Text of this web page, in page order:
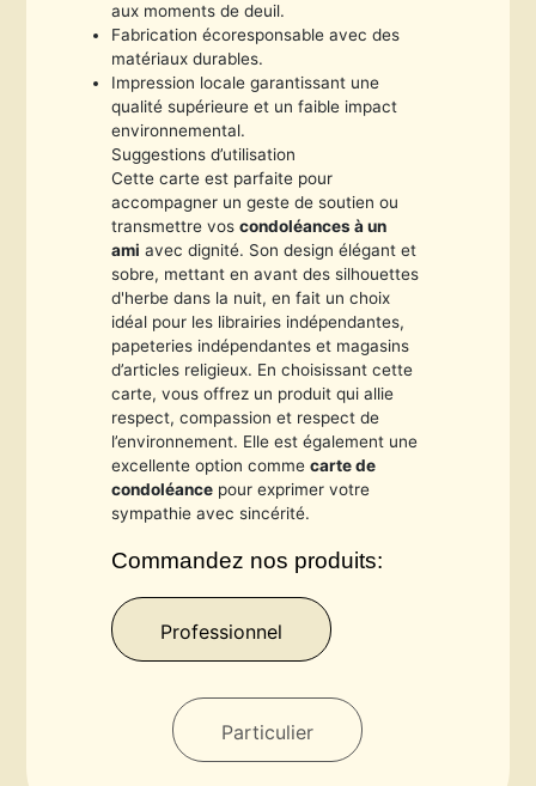
aux moments de deuil.
Fabrication écoresponsable avec des
matériaux durables.
Impression locale garantissant une
qualité supérieure et un faible impact
environnemental.
Suggestions d’utilisation
Cette carte est parfaite pour
accompagner un geste de soutien ou
transmettre vos condoléances à un
ami avec dignité. Son design élégant et
sobre, mettant en avant des silhouettes
d'herbe dans la nuit, en fait un choix
idéal pour les librairies indépendantes,
papeteries indépendantes et magasins
d’articles religieux. En choisissant cette
carte, vous offrez un produit qui allie
respect, compassion et respect de
l’environnement. Elle est également une
excellente option comme carte de
condoléance pour exprimer votre
sympathie avec sincérité.
Commandez nos produits:
Professionnel
Particulier